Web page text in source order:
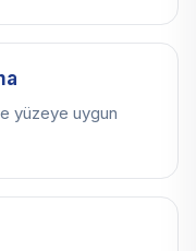
yüzeye uygun